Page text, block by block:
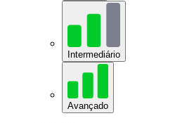
Intermediário
Avançado